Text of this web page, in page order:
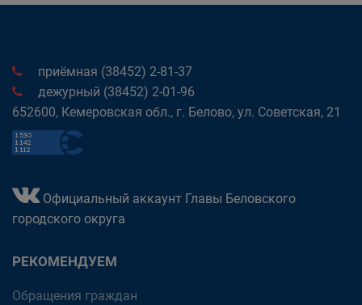
приёмная (38452) 2-81-37
дежурный (38452) 2-01-96
652600, Кемеровская обл., г. Белово, ул. Советская, 21
Официальный аккаунт Главы Беловского
городского округа
РЕКОМЕНДУЕМ
Обращения граждан